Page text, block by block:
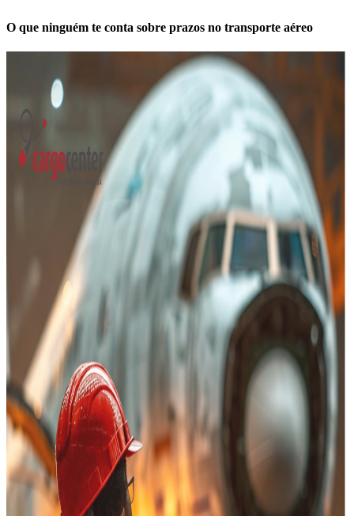
O que ninguém te conta sobre prazos no transporte aéreo